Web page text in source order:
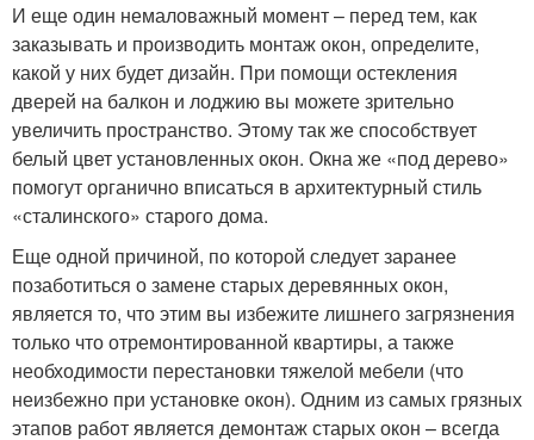
И еще один немаловажный момент – перед тем, как
заказывать и производить монтаж окон, определите,
какой у них будет дизайн. При помощи остекления
дверей на балкон и лоджию вы можете зрительно
увеличить пространство. Этому так же способствует
белый цвет установленных окон. Окна же «под дерево»
помогут органично вписаться в архитектурный стиль
«сталинского» старого дома.
Еще одной причиной, по которой следует заранее
позаботиться о замене старых деревянных окон,
является то, что этим вы избежите лишнего загрязнения
только что отремонтированной квартиры, а также
необходимости перестановки тяжелой мебели (что
неизбежно при установке окон). Одним из самых грязных
этапов работ является демонтаж старых окон – всегда